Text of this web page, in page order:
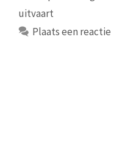
uitvaart
Plaats een reactie